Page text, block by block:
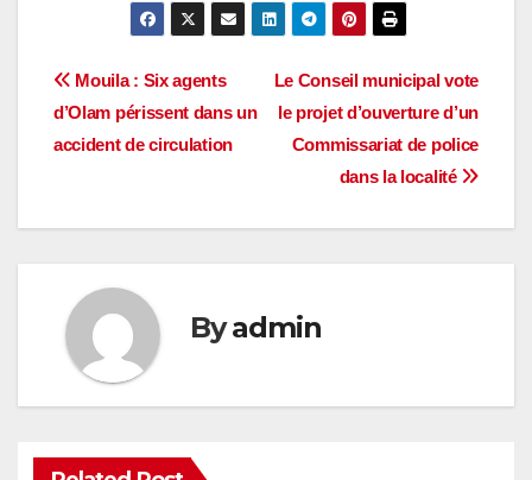
Navigation
de
Le Conseil municipal vote
le projet d’ouverture d’un
Commissariat de police
dans la localité
Mouila : Six agents
d’Olam périssent dans un
accident de circulation
Byadmin